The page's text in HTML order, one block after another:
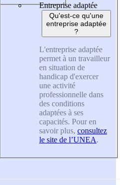
Entreprise adaptée
Qu'est-ce qu'une
entreprise adaptée
?
L'entreprise adaptée
permet à un travailleur
en situation de
handicap d'exercer
une activité
professionnelle dans
des conditions
adaptées à ses
capacités. Pour en
savoir plus, consultez
le site de l’UNEA.